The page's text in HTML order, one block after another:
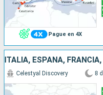
Pague en 4X
ITALIA, ESPAÑA,
Celestyal Discovery 8 d